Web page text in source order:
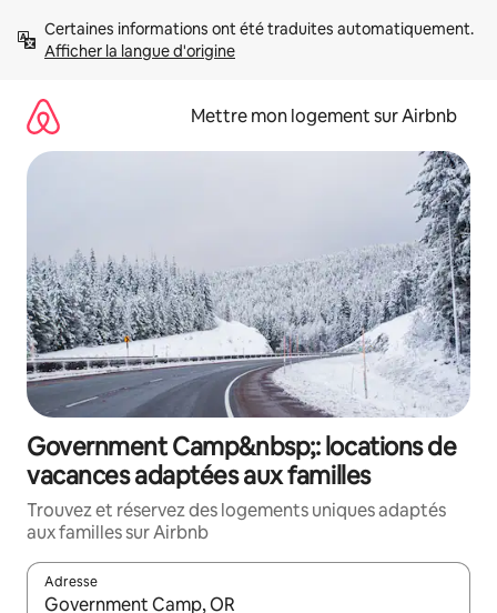
directement
Afficher la langue d'origine
Mettre mon logement sur Airbnb
Government Camp&nbsp;: locations de
vacances adaptées aux familles
Trouvez et réservez des logements uniques adaptés
aux familles sur Airbnb
Adresse
Lorsque les résultats s'affichent, utilisez les flèches vers le